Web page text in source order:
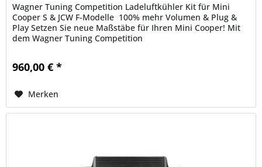
Wagner Tuning Competition Ladeluftkühler Kit für Mini
Cooper S & JCW F-Modelle  100% mehr Volumen & Plug &
Play Setzen Sie neue Maßstäbe für Ihren Mini Cooper! Mit
dem Wagner Tuning Competition
960,00 € *
Merken